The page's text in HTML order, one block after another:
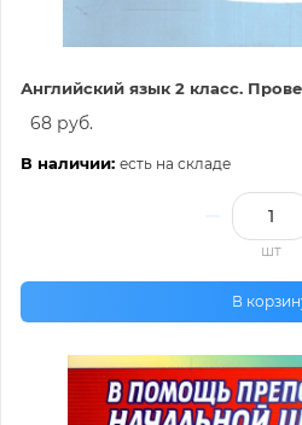
Английский язык 2 класс.
68 руб.
В наличии: есть на складе
шт
В